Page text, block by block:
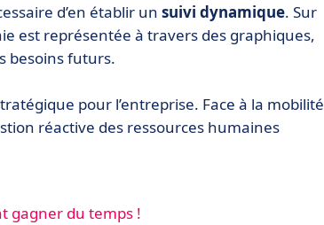
d’en établir un suivi dynamique. Sur
est représentée à travers des graphiques,
besoins futurs.
pour l’entreprise. Face à la mobilité
réactive des ressources humaines
gagner du temps !